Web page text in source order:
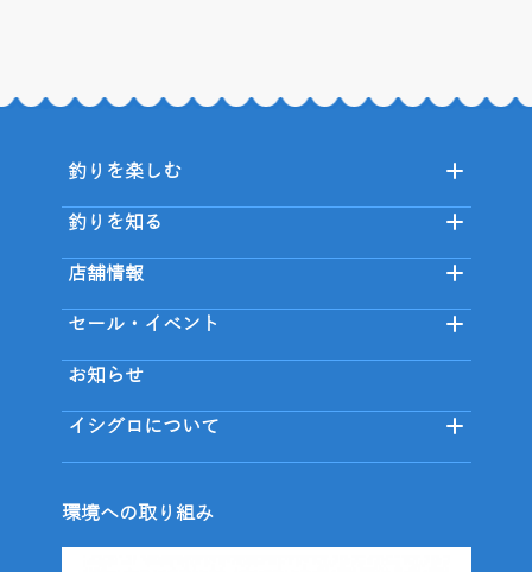
釣りを楽しむ
釣りを知る
店舗情報
セール・イベント
お知らせ
イシグロについて
環境への取り組み